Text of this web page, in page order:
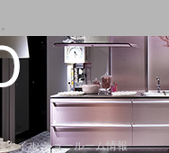
タイル ショールーム情報